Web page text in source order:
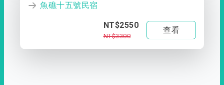
魚礁十五號民宿
NT$2550
NT$3300
查看